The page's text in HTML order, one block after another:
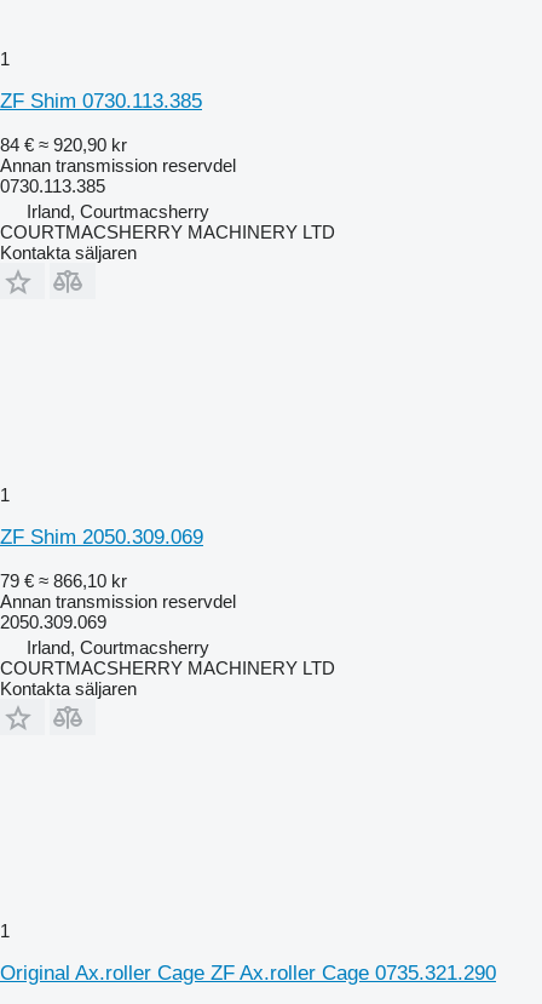
1
ZF Shim 0730.113.385
84 € ≈ 920,90 kr
Annan transmission reservdel
0730.113.385
Irland, Courtmacsherry
COURTMACSHERRY MACHINERY LTD
Kontakta säljaren
1
ZF Shim 2050.309.069
79 € ≈ 866,10 kr
Annan transmission reservdel
2050.309.069
Irland, Courtmacsherry
COURTMACSHERRY MACHINERY LTD
Kontakta säljaren
1
Original Ax.roller Cage ZF Ax.roller Cage 0735.321.290